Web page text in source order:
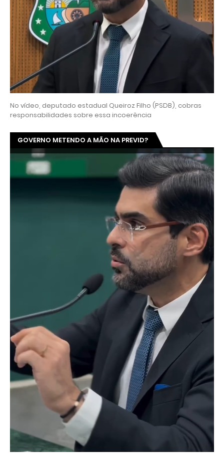
No vídeo, deputado estadual Queiroz Filho (PSDB), cobras
responsabilidades sobre essa incoerência
GOVERNO METENDO A MÃO NA PREVID?